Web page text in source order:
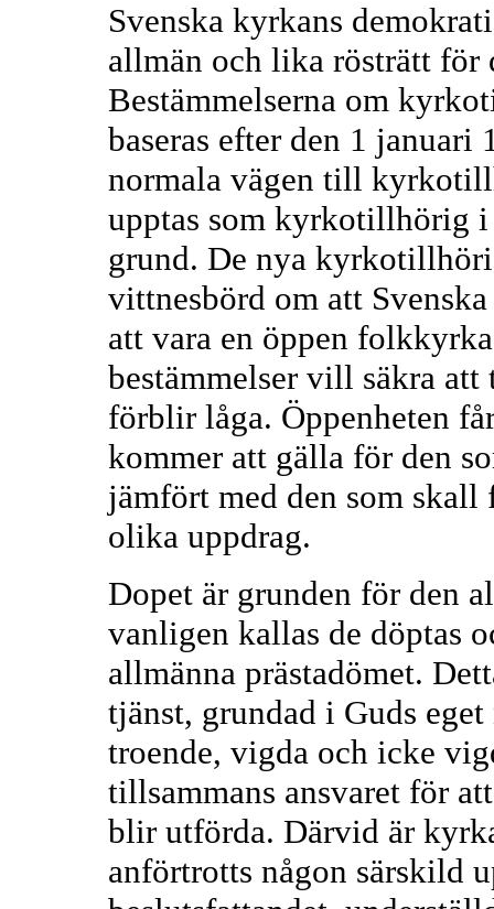
Svenska kyrkans
allmän och lika rösträtt för
Bestämmelserna om
baseras efter den 1 januari
normala vägen till
upptas som kyrkotillhörig i
grund. De nya
vittnesbörd om att
att vara en öppen
bestämmelser vill säkra
förblir låga. Öppenheten
kommer att gälla för den
jämfört med den som skall
olika uppdrag.
Dopet är grunden för den
vanligen kallas de döptas
allmänna prästadömet.
tjänst, grundad i Guds
troende, vigda och icke
tillsammans ansvaret för
blir utförda. Därvid är
anförtrotts någon särskild